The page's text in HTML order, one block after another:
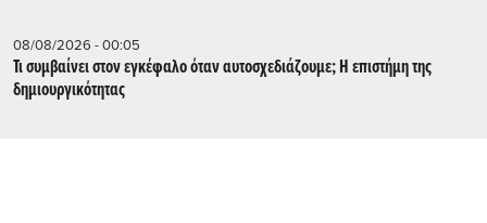
08/08/2026 - 00:05
Τι συμβαίνει στον εγκέφαλο όταν αυτοσχεδιάζουμε; Η επιστήμη της
δημιουργικότητας